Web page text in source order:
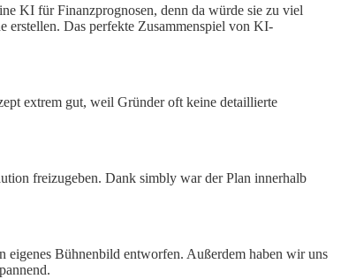
KI für Finanzprognosen, denn da würde sie zu viel
erstellen. Das perfekte Zusammenspiel von KI-
extrem gut, weil Gründer oft keine detaillierte
freizugeben. Dank simbly war der Plan innerhalb
eigenes Bühnenbild entworfen. Außerdem haben wir uns